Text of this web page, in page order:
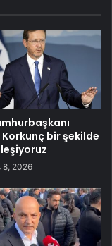
Korkunç bir şekilde
8, 2026